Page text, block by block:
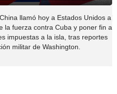
llamó hoy a Estados Unidos a
la fuerza contra Cuba y poner fin a
impuestas a la isla, tras reportes
militar de Washington.